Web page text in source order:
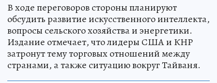
В ходе переговоров стороны планируют
обсудить развитие искусственного интеллекта,
вопросы сельского хозяйства и энергетики.
Издание отмечает, что лидеры США и КНР
затронут тему торговых отношений между
странами, а также ситуацию вокруг Тайваня.